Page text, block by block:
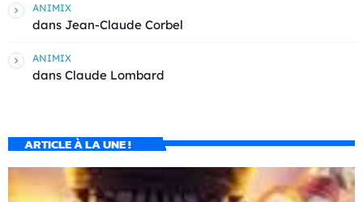
ANIMIX
dans Jean-Claude Corbel
ANIMIX
dans Claude Lombard
ARTICLE À LA UNE !